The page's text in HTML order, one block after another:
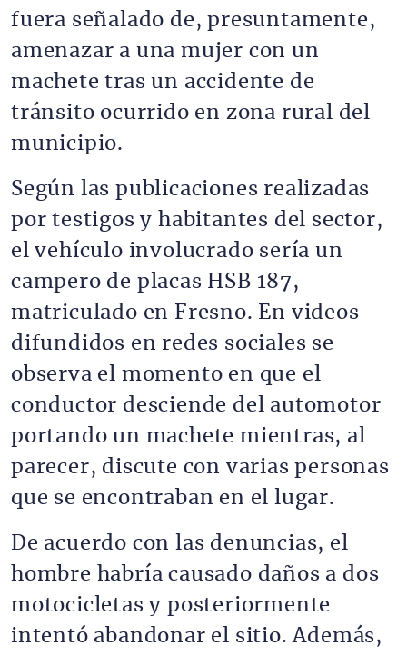
fuera señalado de, presuntamente,
amenazar a una mujer con un
machete tras un accidente de
tránsito ocurrido en zona rural del
municipio.
Según las publicaciones realizadas
por testigos y habitantes del sector,
el vehículo involucrado sería un
campero de placas HSB 187,
matriculado en Fresno. En videos
difundidos en redes sociales se
observa el momento en que el
conductor desciende del automotor
portando un machete mientras, al
parecer, discute con varias personas
que se encontraban en el lugar.
De acuerdo con las denuncias, el
hombre habría causado daños a dos
motocicletas y posteriormente
intentó abandonar el sitio. Además,